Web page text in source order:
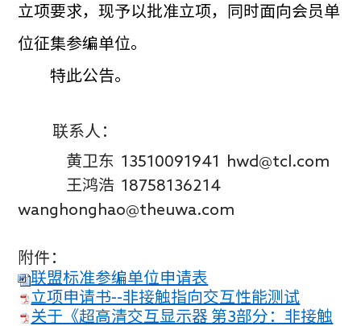
立项要求，现予以批准立项，同时面向会员单
位征集参编单位。
特此公告。
联系人：
黄卫东 13510091941 hwd@tcl.com
王鸿浩 18758136214
wanghonghao@theuwa.com
附件：
联盟标准参编单位申请表
立项申请书--非接触指向交互性能测试
关于《超高清交互显示器 第3部分：非接触